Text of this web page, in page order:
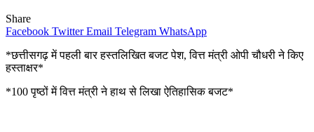
Share
Facebook Twitter Email Telegram WhatsApp
*छत्तीसगढ़ में पहली बार हस्तलिखित बजट पेश, वित्त मंत्री ओपी चौधरी ने किए
हस्ताक्षर*
*100 पृष्ठों में वित्त मंत्री ने हाथ से लिखा ऐतिहासिक बजट*